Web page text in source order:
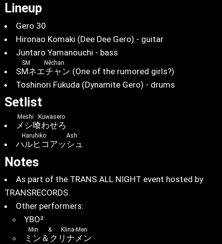
Lineup
Gero 30
Hironao Komaki (Dee Dee Gero) - guitar
Juntaro Yamanouchi - bass
SMネエチャン
SM Nēchan
(One of the rumored girls?)
Toshinori Fukuda (Dynamite Gero) - drums
Setlist
メシ喰わせろ
Meshi Kuwasero
ハルヒコアッシュ
Haruhiko Ash
Notes
As part of the TRANS ALL NIGHT event hosted by
TRANSRECORDS.
Other performers:
YBO²
ミン＆クリナメン
Min & Klina-Men